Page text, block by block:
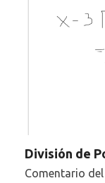
División de
Comentario